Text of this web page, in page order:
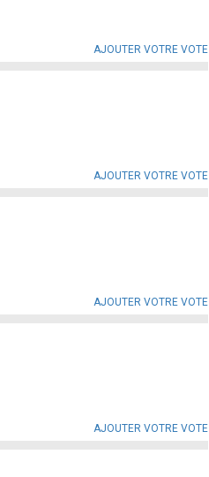
AJOUTER VOTRE VOTE
AJOUTER VOTRE VOTE
AJOUTER VOTRE VOTE
AJOUTER VOTRE VOTE